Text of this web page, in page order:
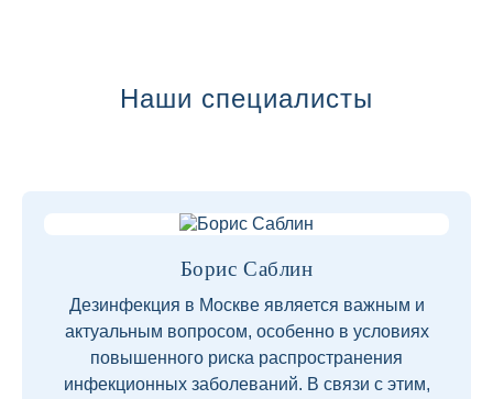
Наши специалисты
Борис Саблин
Дезинфекция в Москве является важным и
актуальным вопросом, особенно в условиях
повышенного риска распространения
инфекционных заболеваний. В связи с этим,